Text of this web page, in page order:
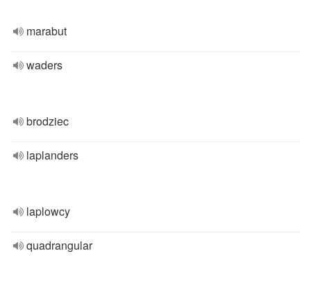
marabut
waders
brodziec
laplanders
laplowcy
quadrangular